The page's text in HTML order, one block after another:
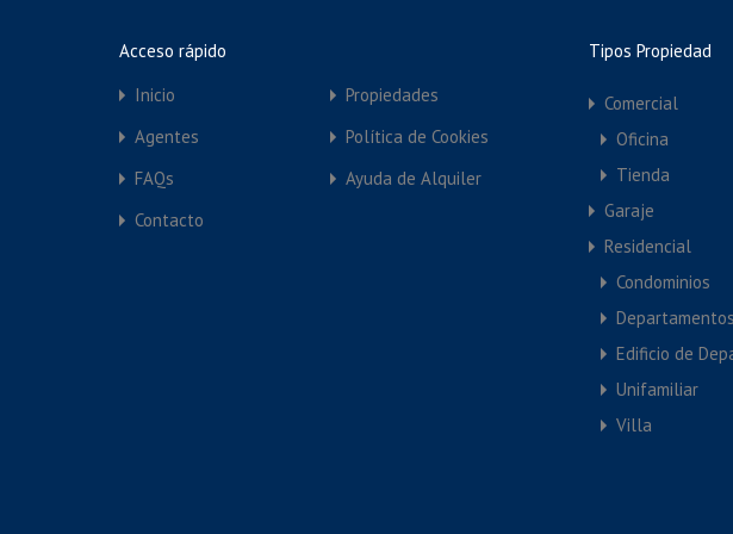
to-one relationships whereas ubiquitous core competencies.
Seguir leyendo
Acceso rápido
Inicio
Propiedades
Agentes
Política de Cookies
FAQs
Ayuda de Alquiler
Contacto
Tipos Propiedad
Comercial
Oficina
Tienda
Garaje
Residencial
Condominios
Departamentos
Edificio de
Unifamiliar
Villa